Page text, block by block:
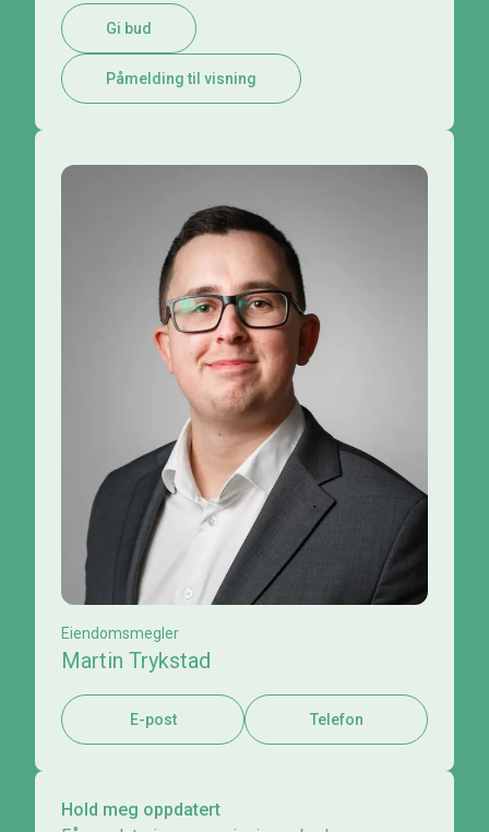
Gi bud
Påmelding til visning
Eiendomsmegler
Martin Trykstad
E-post Telefon
Hold meg oppdatert